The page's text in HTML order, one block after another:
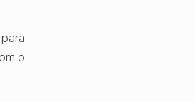
o